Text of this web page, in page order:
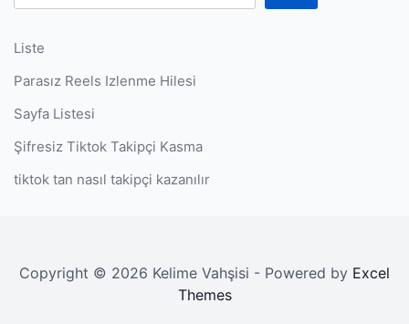
Liste
Parasız Reels Izlenme Hilesi
Sayfa Listesi
Şifresiz Tiktok Takipçi Kasma
tiktok tan nasıl takipçi kazanılır
Copyright © 2026 Kelime Vahşisi - Powered by Excel
Themes